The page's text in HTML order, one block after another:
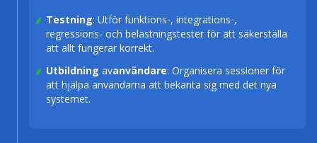
Testning: Utför funktions-, integrations-,
regressions- och belastningstester för att säkerställa
att allt fungerar korrekt.
Utbildning avanvändare: Organisera sessioner för
att hjälpa användarna att bekanta sig med det nya
systemet.